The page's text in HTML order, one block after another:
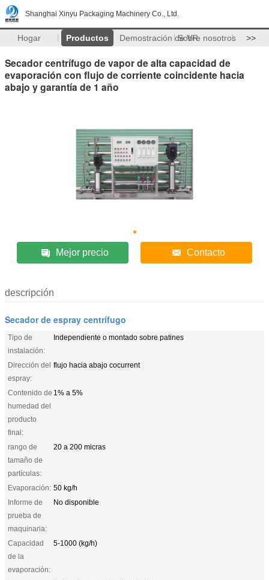
Shanghai Xinyu Packaging Machinery Co., Ltd.
Hogar Productos Demostración de VRSobre nosotros >>
Secador centrífugo de vapor de alta capacidad de
evaporación con flujo de corriente coincidente hacia
abajo y garantía de 1 año
Mejor precio Contacto
descripción
Secador de espray centrífugo
Tipo de
instalación:
Independiente o montado sobre patines
Dirección del
espray:
flujo hacia abajo cocurrent
Contenido de
humedad del
producto
final:
1% a 5%
rango de
tamaño de
partículas:
20 a 200 micras
Evaporación: 50 kg/h
Informe de
prueba de
maquinaria:
No disponible
Capacidad
de la
evaporación:
5-1000 (kg/h)